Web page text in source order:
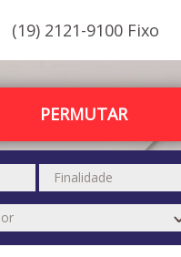
(19) 2121-9100 Fixo
PERMUTAR